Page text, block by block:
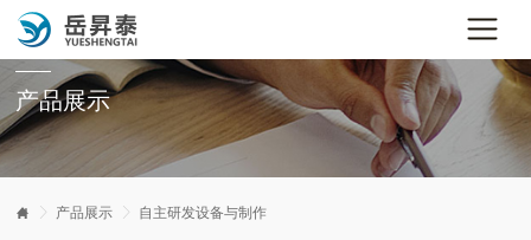
产品展示
  产品展示  自主研发设备与制作